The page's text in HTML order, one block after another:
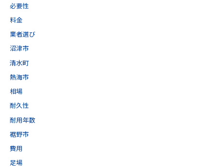
必要性
料金
業者選び
沼津市
清水町
熱海市
相場
耐久性
耐用年数
裾野市
費用
足場